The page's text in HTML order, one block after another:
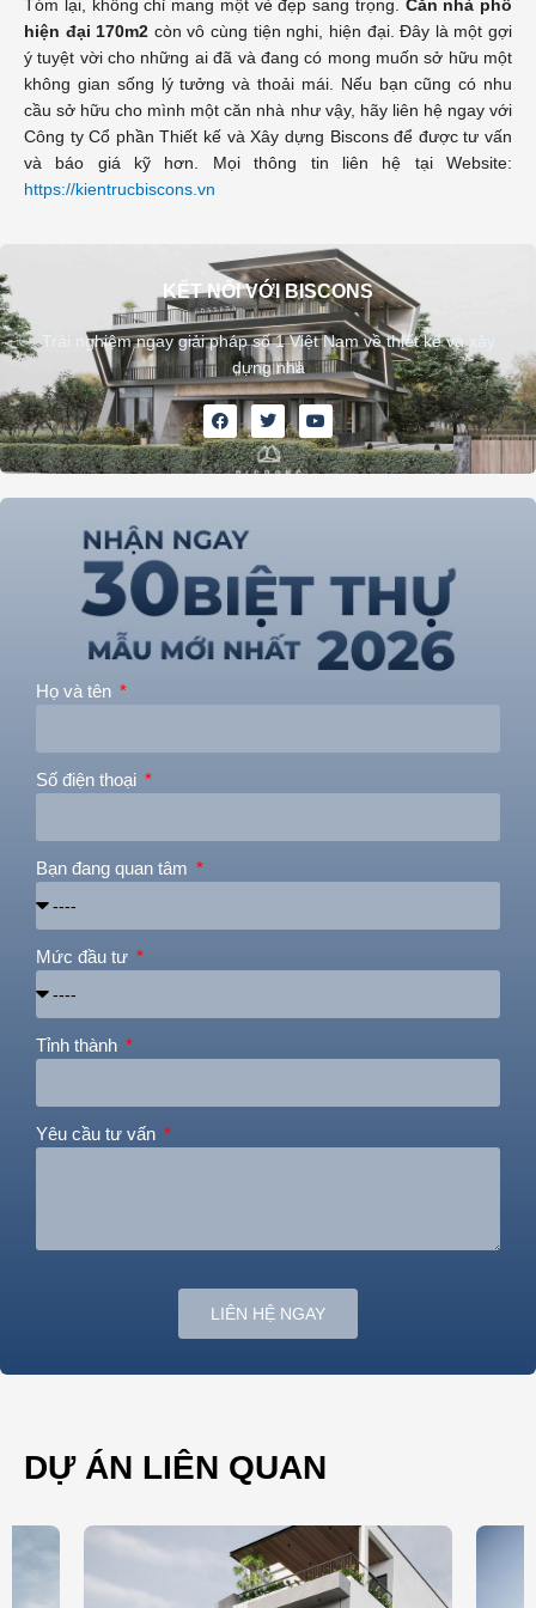
Tóm lại, không chỉ mang một vẻ đẹp sang trọng. Căn nhà phố
hiện đại 170m2 còn vô cùng tiện nghi, hiện đại. Đây là một gợi
ý tuyệt vời cho những ai đã và đang có mong muốn sở hữu một
không gian sống lý tưởng và thoải mái. Nếu bạn cũng có nhu
cầu sở hữu cho mình một căn nhà như vậy, hãy liên hệ ngay với
Công ty Cổ phần Thiết kế và Xây dựng Biscons để được tư vấn
và báo giá kỹ hơn. Mọi thông tin liên hệ tại Website:
https://kientrucbiscons.vn
KẾT NỐI VỚI BISCONS
Trải nghiệm ngay giải pháp số 1 Việt Nam về thiết kế và xây
dựng nhà
F
a
c
e
b
o
k
T
w
i
t
t
e
Y
o
u
t
u
b
Họ và tên
Số điện thoại
Bạn đang quan tâm
Mức đầu tư
Tỉnh thành
Yêu cầu tư vấn
LIÊN HỆ NGAY
DỰ ÁN LIÊN QUAN